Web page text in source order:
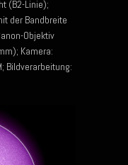
(B2-Linie);
der Bandbreite
Objektiv
Kamera:
Bildverarbeitung: